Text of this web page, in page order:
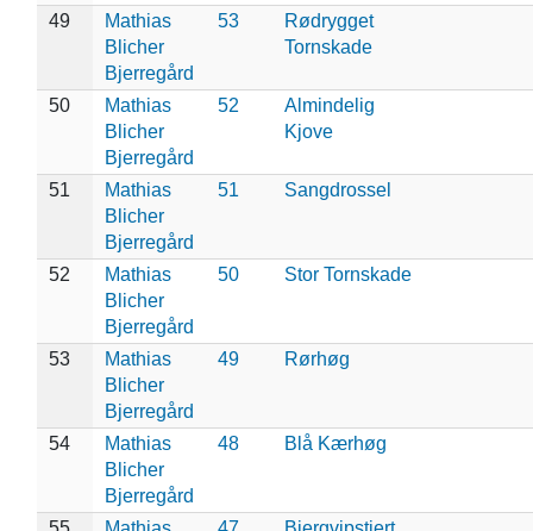
49
Mathias
Blicher
Bjerregård
53
Rødrygget
Tornskade
50
Mathias
Blicher
Bjerregård
52
Almindelig
Kjove
51
Mathias
Blicher
Bjerregård
51 Sangdrossel
52
Mathias
Blicher
Bjerregård
50 Stor Tornskade
53
Mathias
Blicher
Bjerregård
49 Rørhøg
54
Mathias
Blicher
Bjerregård
48 Blå Kærhøg